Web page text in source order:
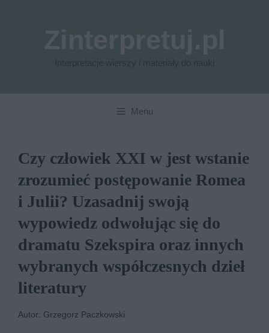
Menu
Czy człowiek XXI w jest wstanie
zrozumieć postępowanie Romea
i Julii? Uzasadnij swoją
wypowiedz odwołując się do
dramatu Szekspira oraz innych
wybranych współczesnych dzieł
literatury
Autor: Grzegorz Paczkowski